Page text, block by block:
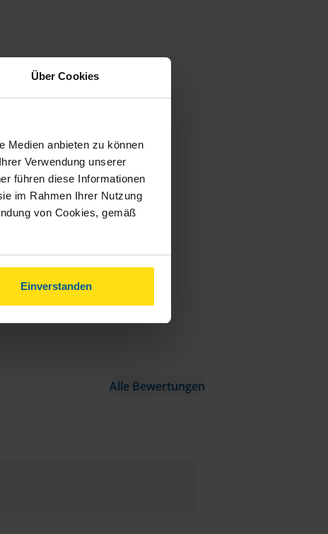
Über Cookies
Medien anbieten zu können
Verwendung unserer
führen diese Informationen
im Rahmen Ihrer Nutzung
von Cookies, gemäß
Einverstanden
Alle Bewertungen